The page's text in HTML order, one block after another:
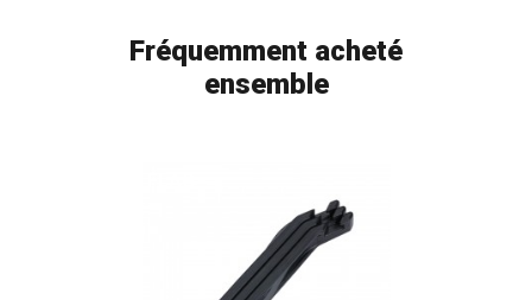
Fréquemment acheté
ensemble